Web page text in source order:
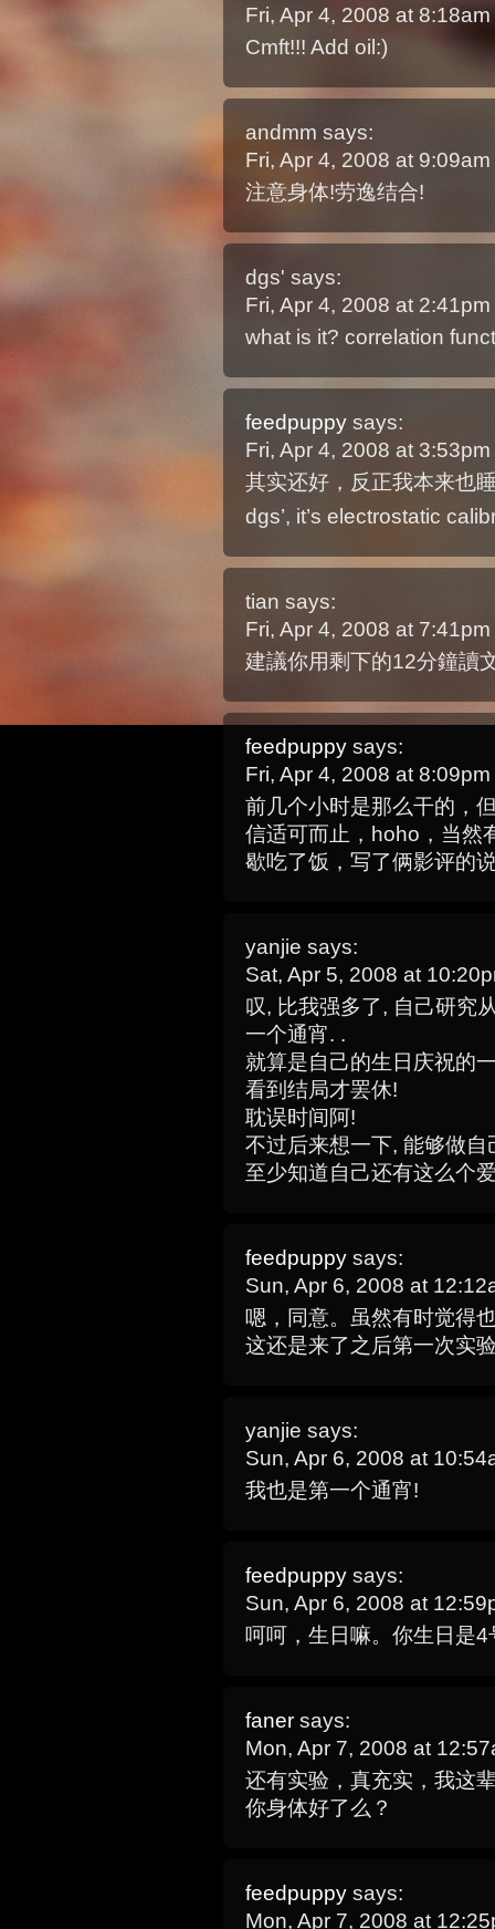
Fri, Apr 4, 2008 at
Cmft!!! Add oil:)
andmm says:
Fri, Apr 4, 2008 at
注意身体!劳逸结合!
dgs' says:
Fri, Apr 4, 2008 at
what is it? correlation
feedpuppy says:
Fri, Apr 4, 2008 at
其实还好，反正我本来也
dgs’, it’s electrostatic
tian says:
Fri, Apr 4, 2008 at
建議你用剩下的12分鐘讀
feedpuppy says:
Fri, Apr 4, 2008 at
前几个小时是那么干的，
信适可而止，hoho，当然
歇吃了饭，写了俩影评的
yanjie says:
Sat, Apr 5, 2008 at
叹, 比我强多了, 自己研究
一个通宵. .
就算是自己的生日庆祝的
看到结局才罢休!
耽误时间阿!
不过后来想一下, 能够做
至少知道自己还有这么个
feedpuppy says:
Sun, Apr 6, 2008 at
嗯，同意。虽然有时觉得
这还是来了之后第一次实
yanjie says:
Sun, Apr 6, 2008 at
我也是第一个通宵!
feedpuppy says:
Sun, Apr 6, 2008 at
呵呵，生日嘛。你生日是4
faner says:
Mon, Apr 7, 2008 at
还有实验，真充实，我这
你身体好了么？
feedpuppy says:
Mon, Apr 7, 2008 at